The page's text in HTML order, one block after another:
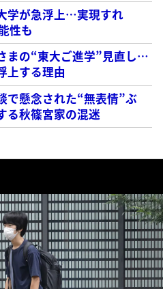
学が急浮上…実現すれ
性も
の“東大ご進学”見直し…
上する理由
懸念された“無表情”ぶ
る秋篠宮家の混迷